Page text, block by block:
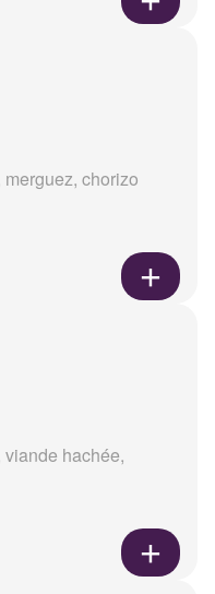
chorizo
hachée,